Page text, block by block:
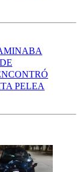
PELEA